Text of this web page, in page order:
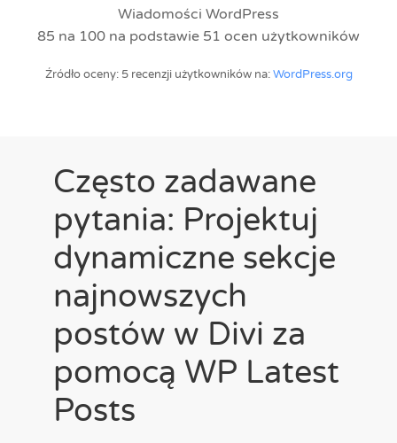
Wiadomości WordPress
85 na 100 na podstawie 51 ocen użytkowników
Źródło oceny: 5 recenzji użytkowników na:WordPress.org
Często zadawane
pytania: Projektuj
dynamiczne sekcje
najnowszych
postów w Divi za
pomocą WP Latest
Posts